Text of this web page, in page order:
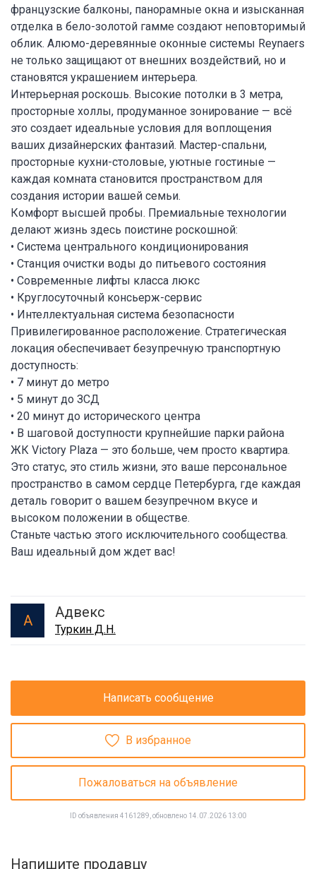
французские балконы, панорамные окна и изысканная
отделка в бело-золотой гамме создают неповторимый
облик. Алюмо-деревянные оконные системы Reynaers
не только защищают от внешних воздействий, но и
становятся украшением интерьера.
Интерьерная роскошь. Высокие потолки в 3 метра,
просторные холлы, продуманное зонирование — всё
это создает идеальные условия для воплощения
ваших дизайнерских фантазий. Мастер-спальни,
просторные кухни-столовые, уютные гостиные —
каждая комната становится пространством для
создания истории вашей семьи.
Комфорт высшей пробы. Премиальные технологии
делают жизнь здесь поистине роскошной:
• Система центрального кондиционирования
• Станция очистки воды до питьевого состояния
• Современные лифты класса люкс
• Круглосуточный консьерж-сервис
• Интеллектуальная система безопасности
Привилегированное расположение. Стратегическая
локация обеспечивает безупречную транспортную
доступность:
• 7 минут до метро
• 5 минут до ЗСД
• 20 минут до исторического центра
• В шаговой доступности крупнейшие парки района
ЖК Victory Plaza — это больше, чем просто квартира.
Это статус, это стиль жизни, это ваше персональное
пространство в самом сердце Петербурга, где каждая
деталь говорит о вашем безупречном вкусе и
высоком положении в обществе.
Станьте частью этого исключительного сообщества.
Ваш идеальный дом ждет вас!
А Адвекс
Туркин Д.Н.
Написать сообщение
В избранное
Пожаловаться на объявление
ID объявления 4161289, обновлено 14.07.2026 13:00
Напишите продавцу